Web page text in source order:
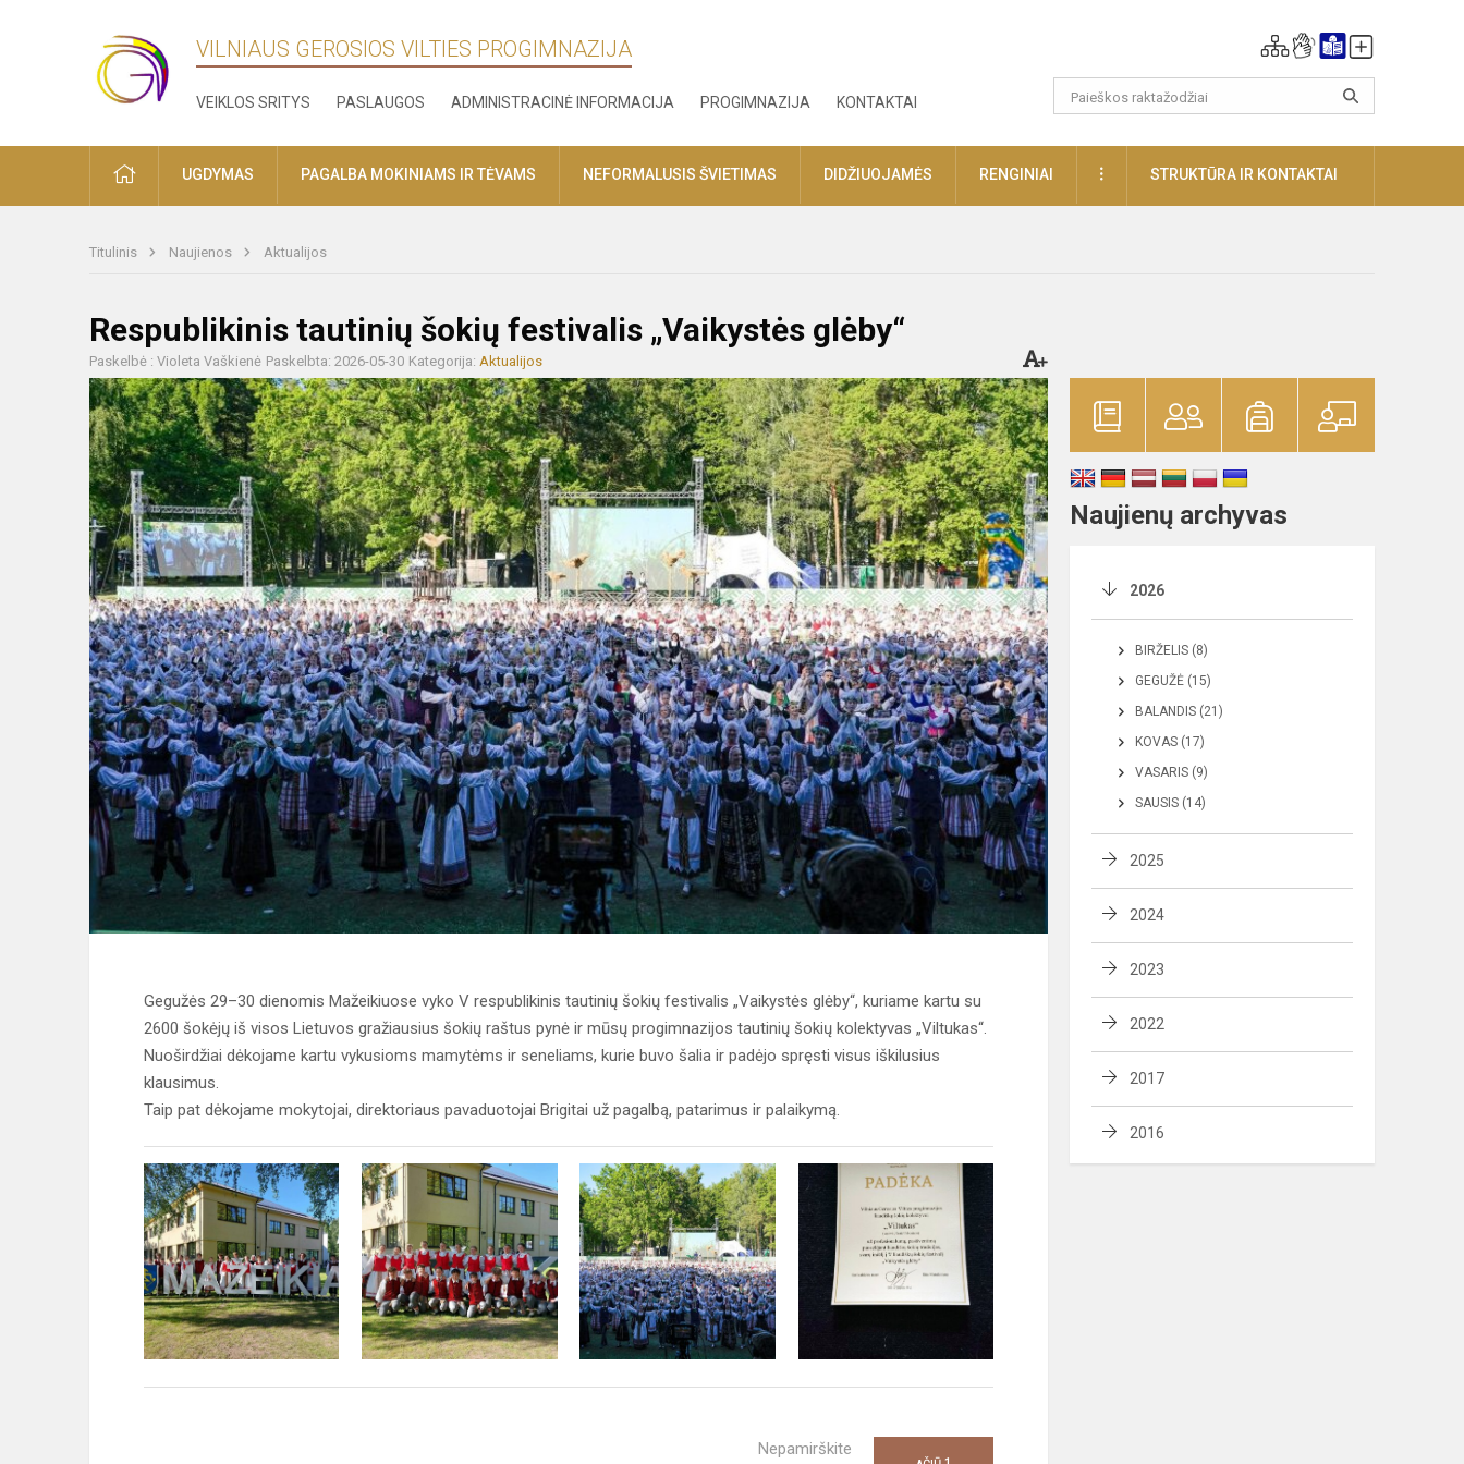
VILNIAUS GEROSIOS VILTIES PROGIMNAZIJA
VEIKLOS SRITYS PASLAUGOS ADMINISTRACINĖ INFORMACIJA PROGIMNAZIJA KONTAKTAI
PRADŽIAUGDYMAS PAGALBA MOKINIAMS IR TĖVAMS NEFORMALUSIS ŠVIETIMAS DIDŽIUOJAMĖS RENGINIAI DAUGIAUSTRUKTŪRA IR KONTAKTAI
Titulinis Naujienos Aktualijos
Respublikinis tautinių šokių festivalis „Vaikystės glėby“
Paskelbė : Violeta Vaškienė Paskelbta: 2026-05-30 Kategorija: Aktualijos
Gegužės 29–30 dienomis Mažeikiuose vyko V respublikinis tautinių šokių festivalis „Vaikystės glėby“, kuriame kartu su
2600 šokėjų iš visos Lietuvos gražiausius šokių raštus pynė ir mūsų progimnazijos tautinių šokių kolektyvas „Viltukas“.
Nuoširdžiai dėkojame kartu vykusioms mamytėms ir seneliams, kurie buvo šalia ir padėjo spręsti visus iškilusius
klausimus.
Taip pat dėkojame mokytojai, direktoriaus pavaduotojai Brigitai už pagalbą, patarimus ir palaikymą.
Nepamirškite
Naujienų archyvas
2026
BIRŽELIS (8)
GEGUŽĖ (15)
BALANDIS (21)
KOVAS (17)
VASARIS (9)
SAUSIS (14)
2025
2024
2023
2022
2017
2016